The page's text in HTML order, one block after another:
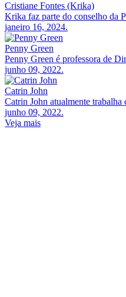
Cristiane Fontes (Krika)
Krika faz parte do conselho da
janeiro 16, 2024.
Penny Green
Penny Green é professora de
junho 09, 2022.
Catrin John
Catrin John atualmente
junho 09, 2022.
Veja mais